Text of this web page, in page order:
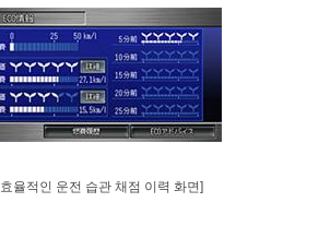
효율적인 운전 습관 채점 이력 화면]